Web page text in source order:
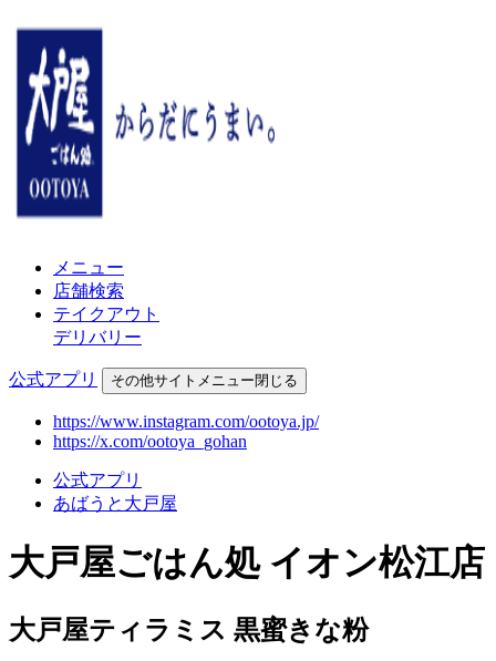
メニュー
店舗検索
テイクアウト
デリバリー
公式アプリ その他サイトメニュー閉じる
https://www.instagram.com/ootoya.jp/
https://x.com/ootoya_gohan
公式アプリ
あばうと大戸屋
大戸屋ごはん処 イオン松江店
大戸屋ティラミス 黒蜜きな粉